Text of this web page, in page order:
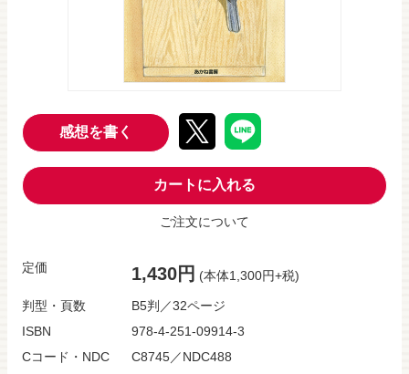
感想を書く
カートに入れる
ご注文について
定価 1,430円 (本体1,300円+税)
判型・頁数
B5判／32ページ
ISBN
978-4-251-09914-3
Cコード・NDC
C8745／NDC488